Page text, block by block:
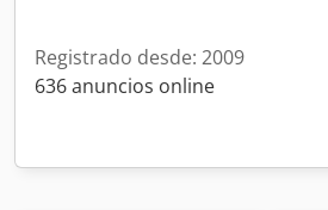
Registrado desde: 2009
636 anuncios online